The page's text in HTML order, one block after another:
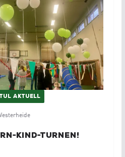
TUL AKTUELL
Kind-Turnen!